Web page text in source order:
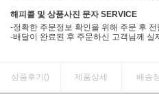
해피콜 및 상품사진 문자 SERVICE
-정확한 주문정보 확인을 위해 주문 후
-배달이 완료된 후 주문하신 고객님께 실
상품후기() 제품상세 배송